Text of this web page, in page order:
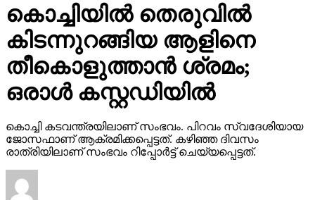
കൊച്ചിയില്‍ തെരുവില്‍
കിടന്നുറങ്ങിയ ആളിനെ
തീകൊളുത്താന്‍ ശ്രമം;
ഒരാള്‍ കസ്റ്റഡിയില്‍
കൊച്ചി കടവന്ത്രയിലാണ് സംഭവം. പിറവം സ്വദേശിയായ
ജോസഫാണ് ആക്രമിക്കപ്പെട്ടത്. കഴിഞ്ഞ ദിവസം
രാത്രിയിലാണ് സംഭവം റിപ്പോര്‍ട്ട് ചെയ്യപ്പെട്ടത്.